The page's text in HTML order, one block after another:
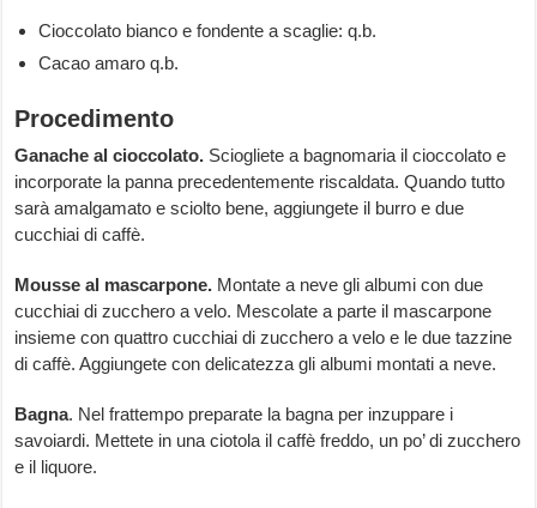
Cioccolato bianco e fondente a scaglie: q.b.
Cacao amaro q.b.
Procedimento
Ganache al cioccolato. Sciogliete a bagnomaria il cioccolato e
incorporate la panna precedentemente riscaldata. Quando tutto
sarà amalgamato e sciolto bene, aggiungete il burro e due
cucchiai di caffè.
Mousse al mascarpone. Montate a neve gli albumi con due
cucchiai di zucchero a velo. Mescolate a parte il mascarpone
insieme con quattro cucchiai di zucchero a velo e le due tazzine
di caffè. Aggiungete con delicatezza gli albumi montati a neve.
Bagna. Nel frattempo preparate la bagna per inzuppare i
savoiardi. Mettete in una ciotola il caffè freddo, un po’ di zucchero
e il liquore.